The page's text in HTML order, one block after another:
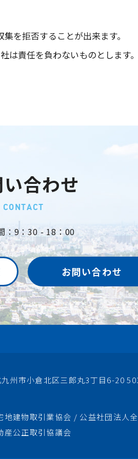
を拒否することが出来ます。
は責任を負わないものとします
合わせ
：9：30 - 18：00
お問い合わせ
州市小倉北区三郎丸3丁目6-20
地建物取引業協会 / 公益社団法人
産公正取引協議会